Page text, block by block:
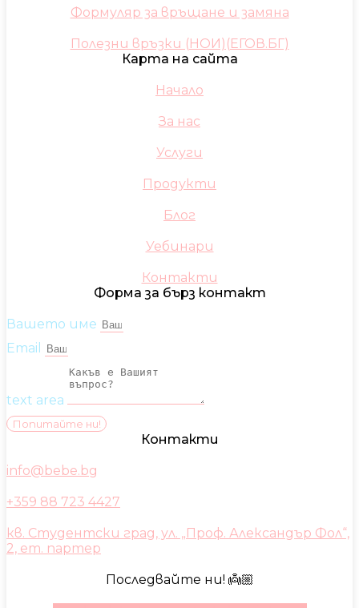
Формуляр за връщане и замяна
Полезни връзки (НОИ)(ЕГОВ.БГ)
Карта на сайта
Начало
За нас
Услуги
Продукти
Блог
Уебинари
Контакти
Форма за бърз контакт
Вашето име
Email
text area
Попитайте ни!
Контакти
info@bebe.bg
+359 88 723 4427
кв. Студентски град, ул. „Проф. Александър Фол“,
2, ет. партер
Последвайте ни! 👼🏼